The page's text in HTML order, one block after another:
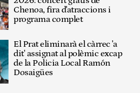
Chenoa, fira d'atraccions i
programa complet
El Prat eliminarà el càrrec 'a
dit' assignat al polèmic excap
de la Policia Local Ramón
Dosaigües